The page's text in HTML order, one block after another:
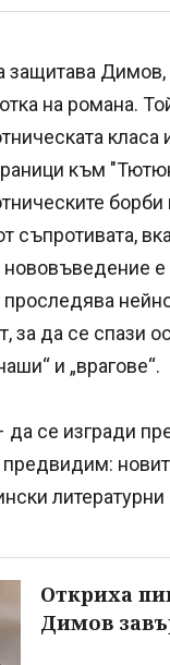
на романа.
към
съпротивата,
е
за да се спази
и „врагове“.
се изгради
предвидим:
литературни
Откриха
Димов